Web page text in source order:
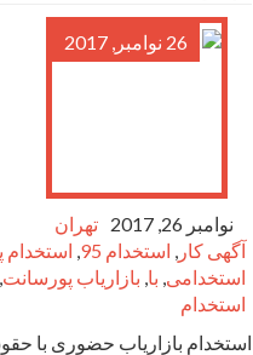
26 نوامبر, 2017
نوامبر 26, 2017
تهران
آگهی کار , استخدام 95 , استخدام
استخدامی, با, بازاریاب پورسانت,
استخدام
استخدام بازاریاب حضوری با